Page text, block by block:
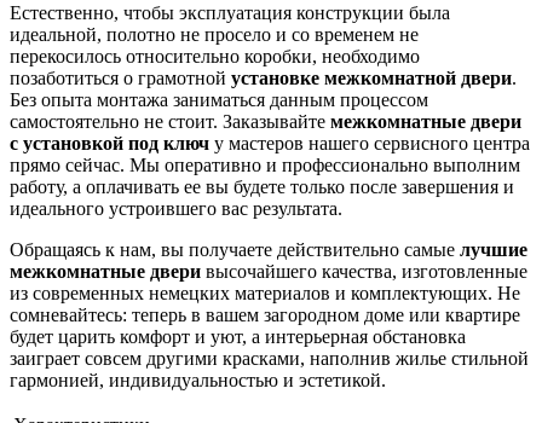
Естественно, чтобы эксплуатация конструкции была
идеальной, полотно не просело и со временем не
перекосилось относительно коробки, необходимо
позаботиться о грамотной установке межкомнатной двери.
Без опыта монтажа заниматься данным процессом
самостоятельно не стоит. Заказывайте межкомнатные двери
с установкой под ключ у мастеров нашего сервисного центра
прямо сейчас. Мы оперативно и профессионально выполним
работу, а оплачивать ее вы будете только после завершения и
идеального устроившего вас результата.
Обращаясь к нам, вы получаете действительно самые лучшие
межкомнатные двери высочайшего качества, изготовленные
из современных немецких материалов и комплектующих. Не
сомневайтесь: теперь в вашем загородном доме или квартире
будет царить комфорт и уют, а интерьерная обстановка
заиграет совсем другими красками, наполнив жилье стильной
гармонией, индивидуальностью и эстетикой.